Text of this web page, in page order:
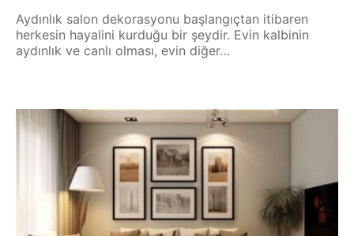
Aydınlık salon dekorasyonu başlangıçtan itibaren
herkesin hayalini kurduğu bir şeydir. Evin kalbinin
aydınlık ve canlı olması, evin diğer…